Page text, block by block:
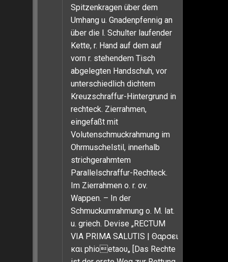
Spitzenkragen über dem
Umhang u. Gnadenpfennig an
über die l. Schulter laufender
Kette, r. Hand auf dem auf
vorn r. stehendem Tisch
abgelegten Handschuh, vor
unterschiedlich dichtem
Kreuzschraffur-Hintergrund in
rechteck. Zierrahmen,
eingefaßt mit
Volutenschmuckrahmung im
Ohrmuschelstil, innerhalb
strichgerahmtem
Parallelschraffur-Rechteck.
Im Zierrahmen o. r. ov.
Wappen. – In der
Schmuckumrahmung o. M. lat.
u. griech. Devise „RECTUM
VIA PRIMA SALUTIS | Θαρσει
και phiοetaου„ [Das Rechte